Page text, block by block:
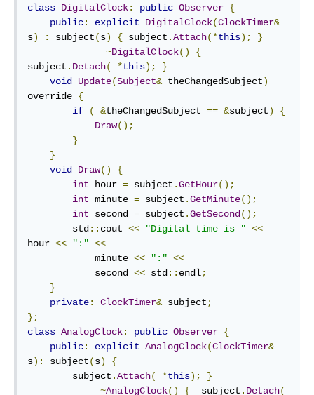
class DigitalClock: public Observer {
public: explicit DigitalClock(ClockTimer&
s) : subject(s) { subject .Attach(*this);
}
~DigitalClock()
{
subject . Detach( *this);
}
void Update(Subject& theChangedSubject)
override {
if
( &theChangedSubject == &subject)
{
Draw();
}
}
void Draw()
{
int hour = subject .GetHour();
int minute = subject .GetMinute();
int second = subject .GetSecond();
        std
:: cout << "Digital time is " <<
hour << ":" <<
            minute
<< ":" <<
            second
<< std:: endl;
}
private: ClockTimer& subject;
};
class AnalogClock: public Observer {
public: explicit AnalogClock(ClockTimer&
s): subject(s)
{
        subject
.Attach( *this);
}
~AnalogClock() {
  subject
. Detach(